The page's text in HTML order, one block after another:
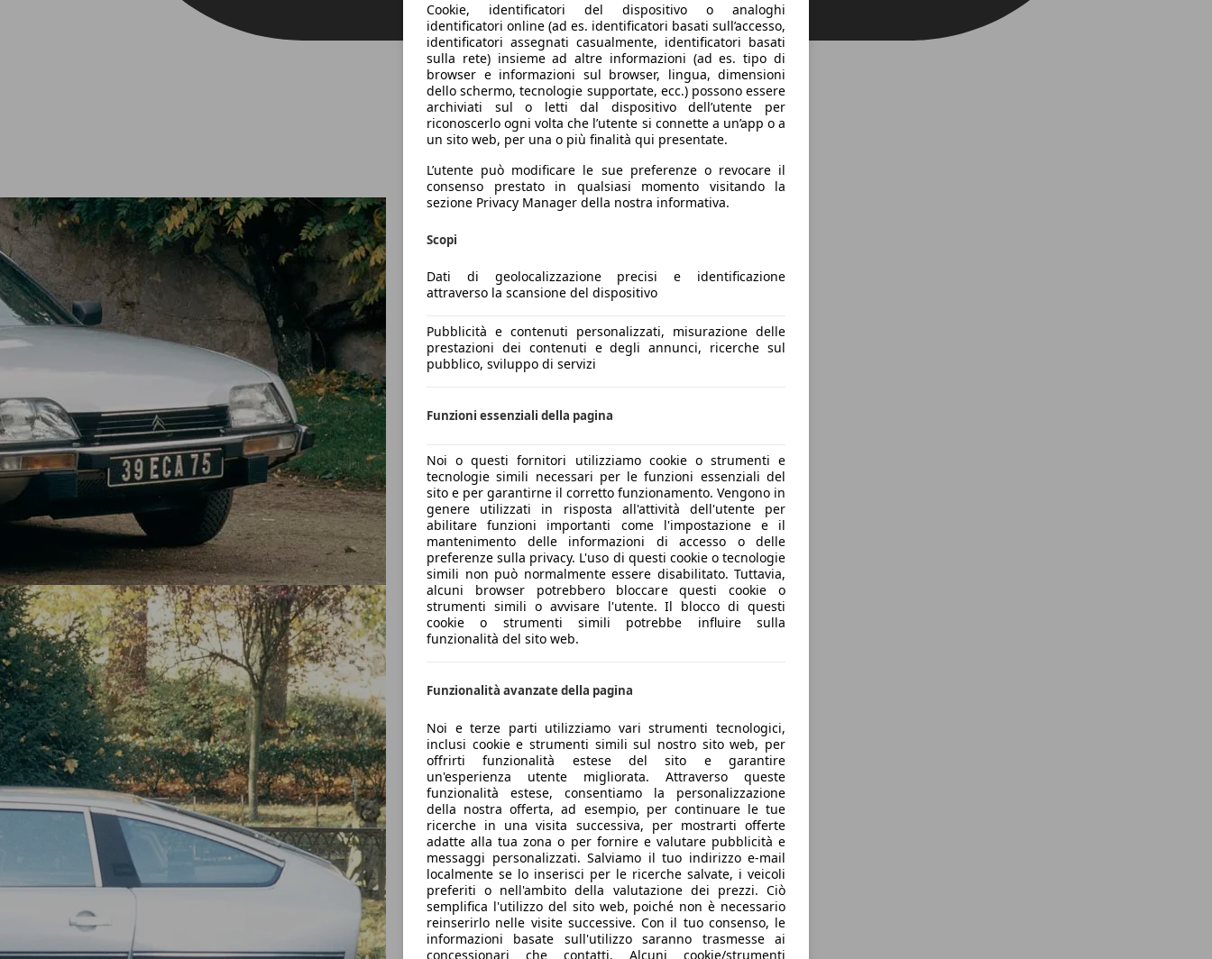
Cookie, identificatori del dispositivo o analoghi
identificatori online (ad es. identificatori basati sull’accesso,
identificatori assegnati casualmente, identificatori basati
sulla rete) insieme ad altre informazioni (ad es. tipo di
browser e informazioni sul browser, lingua, dimensioni
dello schermo, tecnologie supportate, ecc.) possono essere
archiviati sul o letti dal dispositivo dell’utente per
riconoscerlo ogni volta che l’utente si connette a un’app o a
un sito web, per una o più finalità qui presentate.
L’utente può modificare le sue preferenze o revocare il
consenso prestato in qualsiasi momento visitando la
sezione Privacy Manager della nostra informativa.
Scopi
Dati di geolocalizzazione precisi e identificazione
attraverso la scansione del dispositivo
Pubblicità e contenuti personalizzati, misurazione delle
prestazioni dei contenuti e degli annunci, ricerche sul
pubblico, sviluppo di servizi
Funzioni essenziali della pagina
Noi o questi fornitori utilizziamo cookie o strumenti e
tecnologie simili necessari per le funzioni essenziali del
sito e per garantirne il corretto funzionamento. Vengono in
genere utilizzati in risposta all'attività dell'utente per
abilitare funzioni importanti come l'impostazione e il
mantenimento delle informazioni di accesso o delle
preferenze sulla privacy. L'uso di questi cookie o tecnologie
simili non può normalmente essere disabilitato. Tuttavia,
alcuni browser potrebbero bloccare questi cookie o
strumenti simili o avvisare l'utente. Il blocco di questi
cookie o strumenti simili potrebbe influire sulla
funzionalità del sito web.
Funzionalità avanzate della pagina
Noi e terze parti utilizziamo vari strumenti tecnologici,
inclusi cookie e strumenti simili sul nostro sito web, per
offrirti funzionalità estese del sito e garantire
un'esperienza utente migliorata. Attraverso queste
funzionalità estese, consentiamo la personalizzazione
della nostra offerta, ad esempio, per continuare le tue
ricerche in una visita successiva, per mostrarti offerte
adatte alla tua zona o per fornire e valutare pubblicità e
messaggi personalizzati. Salviamo il tuo indirizzo e-mail
localmente se lo inserisci per le ricerche salvate, i veicoli
preferiti o nell'ambito della valutazione dei prezzi. Ciò
semplifica l'utilizzo del sito web, poiché non è necessario
reinserirlo nelle visite successive. Con il tuo consenso, le
informazioni basate sull'utilizzo saranno trasmesse ai
concessionari che contatti. Alcuni cookie/strumenti